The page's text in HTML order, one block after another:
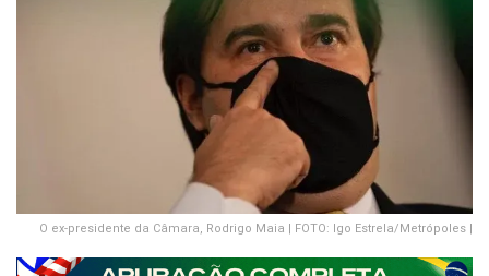
O ex-presidente da Câmara, Rodrigo Maia | FOTO: Igo Estrela/Metrópoles |